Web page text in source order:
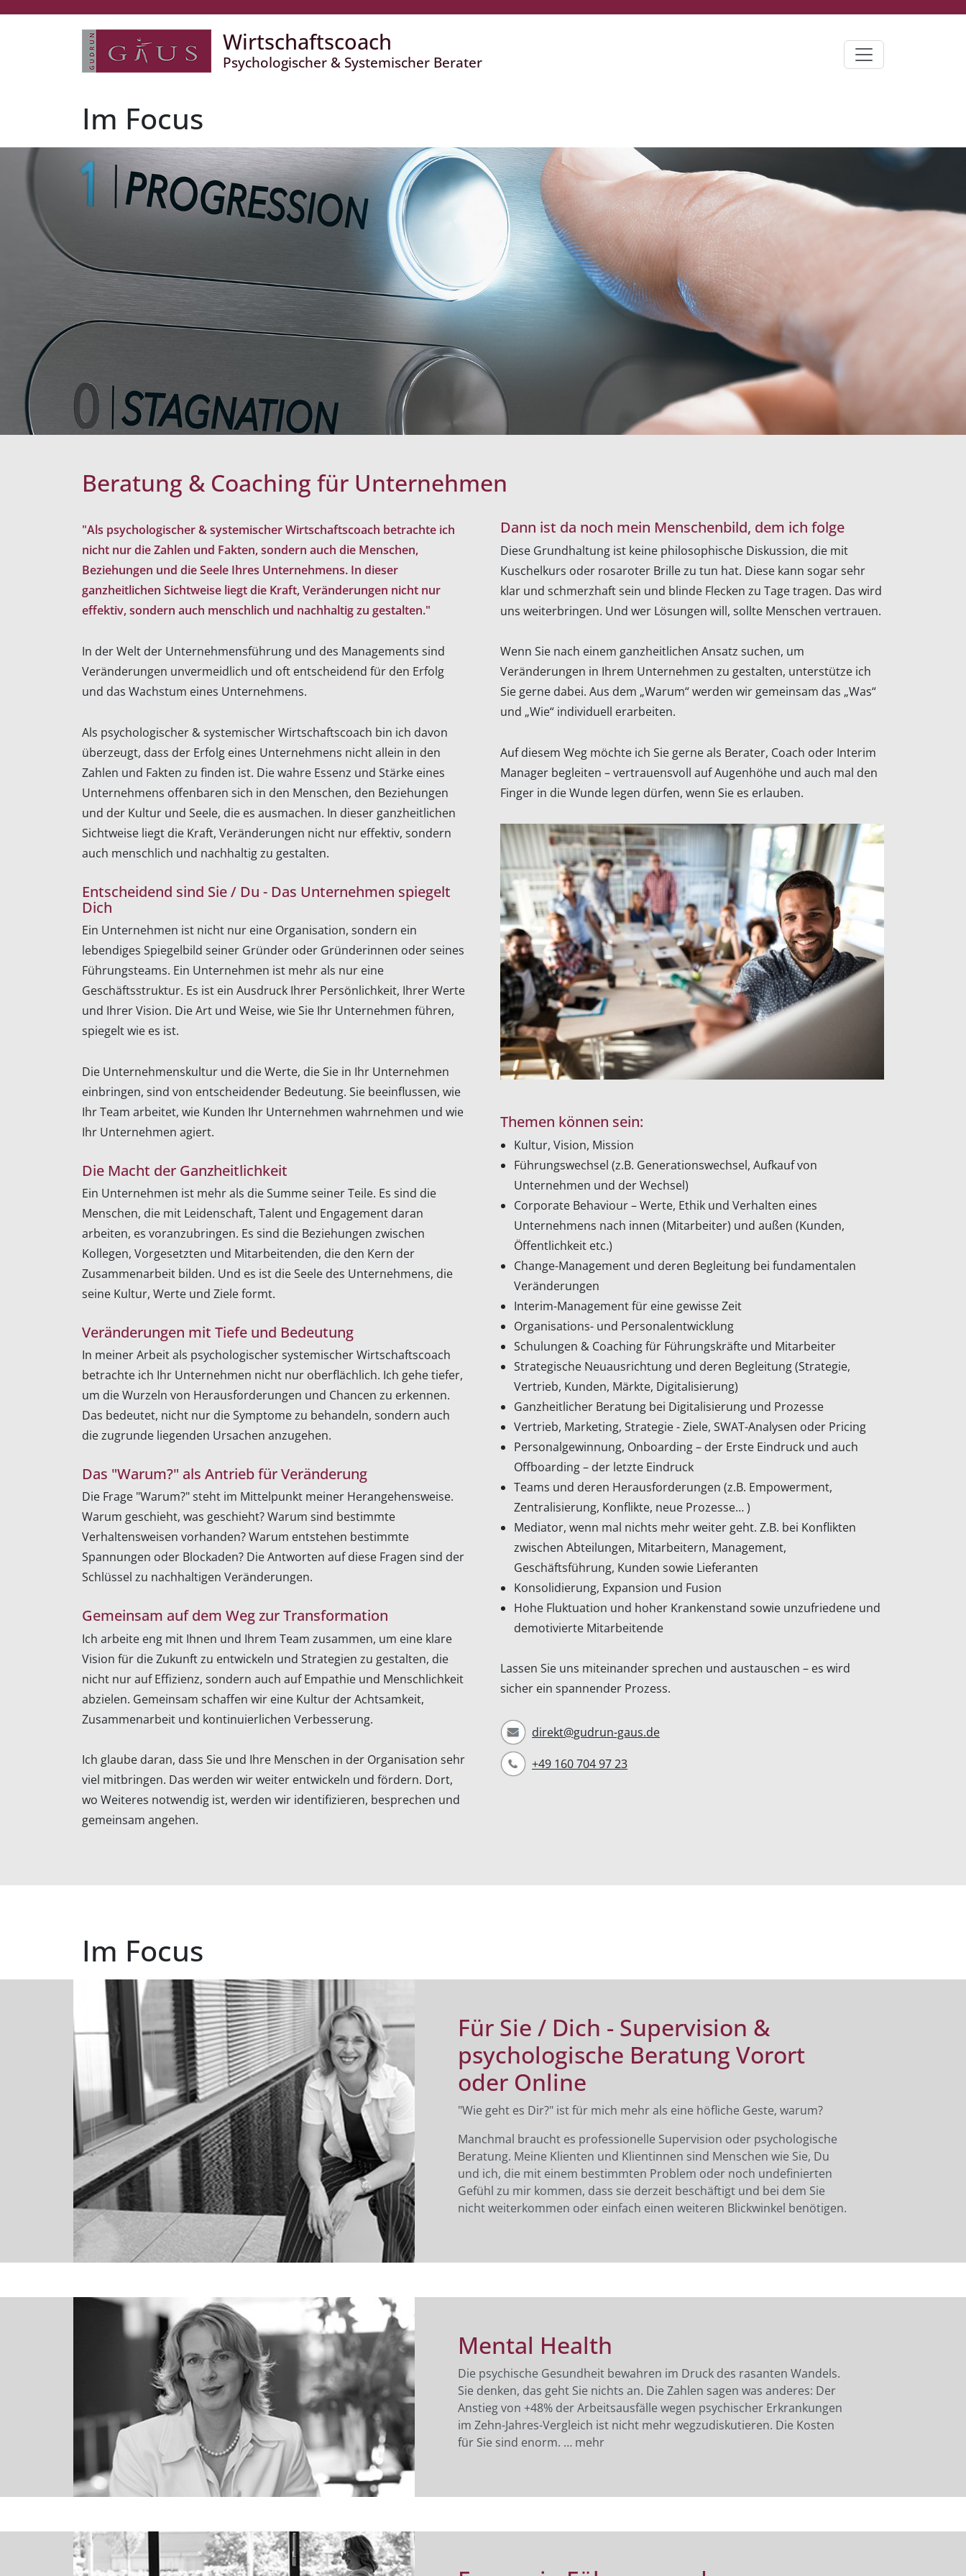
Wirtschaftscoach
Psychologischer & Systemischer Berater
Toggle
Im Focus
Beratung & Coaching für Unternehmen
"Als psychologischer & systemischer Wirtschaftscoach betrachte ich
nicht nur die Zahlen und Fakten, sondern auch die Menschen,
Beziehungen und die Seele Ihres Unternehmens. In dieser
ganzheitlichen Sichtweise liegt die Kraft, Veränderungen nicht nur
effektiv, sondern auch menschlich und nachhaltig zu gestalten."
In der Welt der Unternehmensführung und des Managements sind
Veränderungen unvermeidlich und oft entscheidend für den Erfolg
und das Wachstum eines Unternehmens.
Als psychologischer & systemischer Wirtschaftscoach bin ich davon
überzeugt, dass der Erfolg eines Unternehmens nicht allein in den
Zahlen und Fakten zu finden ist. Die wahre Essenz und Stärke eines
Unternehmens offenbaren sich in den Menschen, den Beziehungen
und der Kultur und Seele, die es ausmachen. In dieser ganzheitlichen
Sichtweise liegt die Kraft, Veränderungen nicht nur effektiv, sondern
auch menschlich und nachhaltig zu gestalten.
Entscheidend sind Sie / Du - Das Unternehmen spiegelt
Dich
Ein Unternehmen ist nicht nur eine Organisation, sondern ein
lebendiges Spiegelbild seiner Gründer oder Gründerinnen oder seines
Führungsteams. Ein Unternehmen ist mehr als nur eine
Geschäftsstruktur. Es ist ein Ausdruck Ihrer Persönlichkeit, Ihrer Werte
und Ihrer Vision. Die Art und Weise, wie Sie Ihr Unternehmen führen,
spiegelt wie es ist.
Die Unternehmenskultur und die Werte, die Sie in Ihr Unternehmen
einbringen, sind von entscheidender Bedeutung. Sie beeinflussen, wie
Ihr Team arbeitet, wie Kunden Ihr Unternehmen wahrnehmen und wie
Ihr Unternehmen agiert.
Die Macht der Ganzheitlichkeit
Ein Unternehmen ist mehr als die Summe seiner Teile. Es sind die
Menschen, die mit Leidenschaft, Talent und Engagement daran
arbeiten, es voranzubringen. Es sind die Beziehungen zwischen
Kollegen, Vorgesetzten und Mitarbeitenden, die den Kern der
Zusammenarbeit bilden. Und es ist die Seele des Unternehmens, die
seine Kultur, Werte und Ziele formt.
Veränderungen mit Tiefe und Bedeutung
In meiner Arbeit als psychologischer systemischer Wirtschaftscoach
betrachte ich Ihr Unternehmen nicht nur oberflächlich. Ich gehe tiefer,
um die Wurzeln von Herausforderungen und Chancen zu erkennen.
Das bedeutet, nicht nur die Symptome zu behandeln, sondern auch
die zugrunde liegenden Ursachen anzugehen.
Das "Warum?" als Antrieb für Veränderung
Die Frage "Warum?" steht im Mittelpunkt meiner Herangehensweise.
Warum geschieht, was geschieht? Warum sind bestimmte
Verhaltensweisen vorhanden? Warum entstehen bestimmte
Spannungen oder Blockaden? Die Antworten auf diese Fragen sind der
Schlüssel zu nachhaltigen Veränderungen.
Gemeinsam auf dem Weg zur Transformation
Ich arbeite eng mit Ihnen und Ihrem Team zusammen, um eine klare
Vision für die Zukunft zu entwickeln und Strategien zu gestalten, die
nicht nur auf Effizienz, sondern auch auf Empathie und Menschlichkeit
abzielen. Gemeinsam schaffen wir eine Kultur der Achtsamkeit,
Zusammenarbeit und kontinuierlichen Verbesserung.
Ich glaube daran, dass Sie und Ihre Menschen in der Organisation sehr
viel mitbringen. Das werden wir weiter entwickeln und fördern. Dort,
wo Weiteres notwendig ist, werden wir identifizieren, besprechen und
gemeinsam angehen.
Dann ist da noch mein Menschenbild, dem ich folge
Diese Grundhaltung ist keine philosophische Diskussion, die mit
Kuschelkurs oder rosaroter Brille zu tun hat. Diese kann sogar sehr
klar und schmerzhaft sein und blinde Flecken zu Tage tragen. Das wird
uns weiterbringen. Und wer Lösungen will, sollte Menschen vertrauen.
Wenn Sie nach einem ganzheitlichen Ansatz suchen, um
Veränderungen in Ihrem Unternehmen zu gestalten, unterstütze ich
Sie gerne dabei. Aus dem „Warum“ werden wir gemeinsam das „Was“
und „Wie“ individuell erarbeiten.
Auf diesem Weg möchte ich Sie gerne als Berater, Coach oder Interim
Manager begleiten – vertrauensvoll auf Augenhöhe und auch mal den
Finger in die Wunde legen dürfen, wenn Sie es erlauben.
Themen können sein:
Kultur, Vision, Mission
Führungswechsel (z.B. Generationswechsel, Aufkauf von
Unternehmen und der Wechsel)
Corporate Behaviour – Werte, Ethik und Verhalten eines
Unternehmens nach innen (Mitarbeiter) und außen (Kunden,
Öffentlichkeit etc.)
Change-Management und deren Begleitung bei fundamentalen
Veränderungen
Interim-Management für eine gewisse Zeit
Organisations- und Personalentwicklung
Schulungen & Coaching für Führungskräfte und Mitarbeiter
Strategische Neuausrichtung und deren Begleitung (Strategie,
Vertrieb, Kunden, Märkte, Digitalisierung)
Ganzheitlicher Beratung bei Digitalisierung und Prozesse
Vertrieb, Marketing, Strategie - Ziele, SWAT-Analysen oder Pricing
Personalgewinnung, Onboarding – der Erste Eindruck und auch
Offboarding – der letzte Eindruck
Teams und deren Herausforderungen (z.B. Empowerment,
Zentralisierung, Konflikte, neue Prozesse… )
Mediator, wenn mal nichts mehr weiter geht. Z.B. bei Konflikten
zwischen Abteilungen, Mitarbeitern, Management,
Geschäftsführung, Kunden sowie Lieferanten
Konsolidierung, Expansion und Fusion
Hohe Fluktuation und hoher Krankenstand sowie unzufriedene und
demotivierte Mitarbeitende
Lassen Sie uns miteinander sprechen und austauschen – es wird
sicher ein spannender Prozess.
direkt@gudrun-gaus.de
+49 160 704 97 23
Im Focus
Für Sie / Dich - Supervision &
psychologische Beratung Vorort
oder Online
"Wie geht es Dir?" ist für mich mehr als eine höfliche Geste, warum?
Manchmal braucht es professionelle Supervision oder psychologische
Beratung. Meine Klienten und Klientinnen sind Menschen wie Sie, Du
und ich, die mit einem bestimmten Problem oder noch undefinierten
Gefühl zu mir kommen, dass sie derzeit beschäftigt und bei dem Sie
nicht weiterkommen oder einfach einen weiteren Blickwinkel benötigen.
Mental Health
Die psychische Gesundheit bewahren im Druck des rasanten Wandels.
Sie denken, das geht Sie nichts an. Die Zahlen sagen was anderes: Der
Anstieg von +48% der Arbeitsausfälle wegen psychischer Erkrankungen
im Zehn-Jahres-Vergleich ist nicht mehr wegzudiskutieren. Die Kosten
für Sie sind enorm. … mehr